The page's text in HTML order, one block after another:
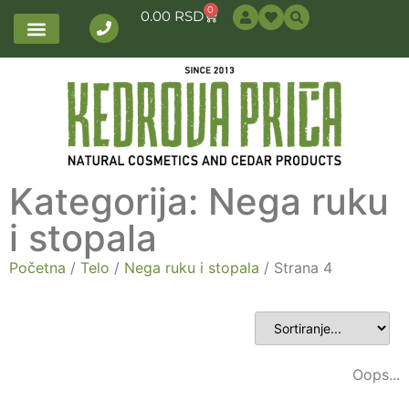
0.00 RSD 0
Kategorija: Nega ruku
i stopala
Početna / Telo / Nega ruku i stopala / Strana 4
Oops...